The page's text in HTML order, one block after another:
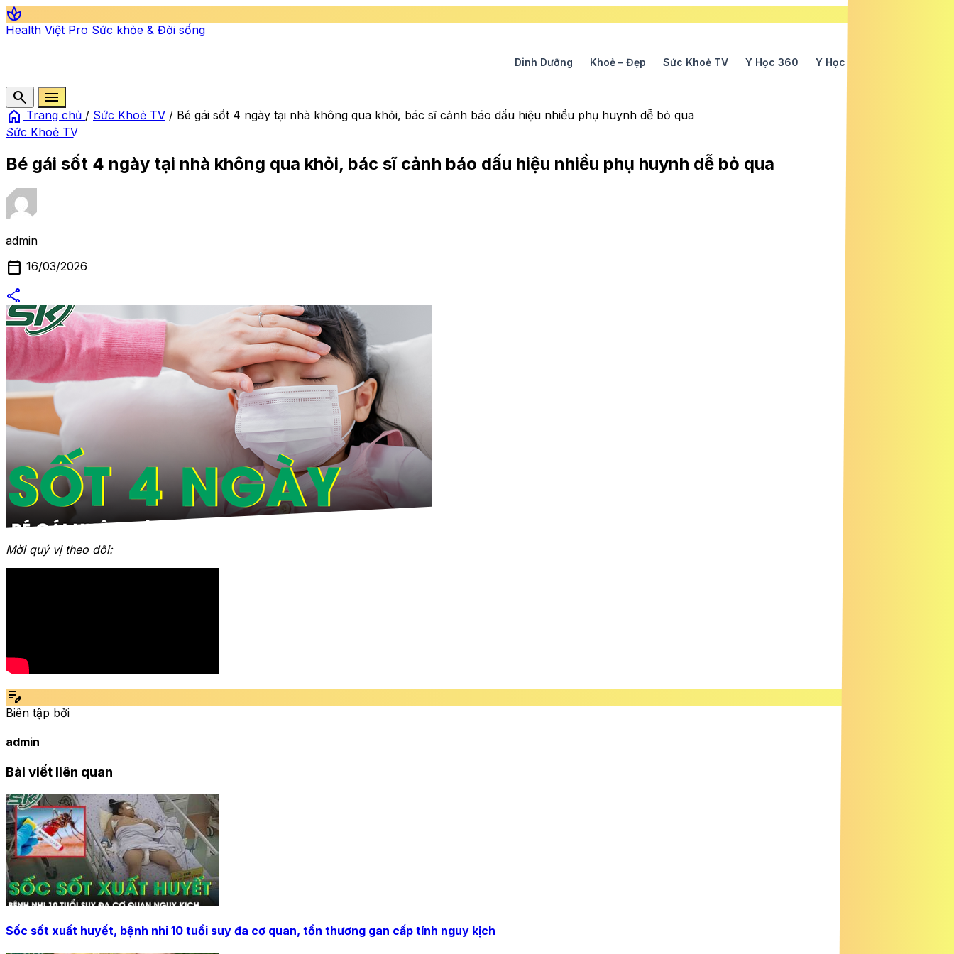
spa
Health Việt Pro Sức khỏe & Đời sống
Dinh Dưỡng Khoẻ – Đẹp Sức Khoẻ TV Y Học 360 Y Học Cổ Truyền
search
menu
home Trang chủ / Sức Khoẻ TV / Bé gái sốt 4 ngày tại nhà không qua khỏi, bác sĩ cảnh báo dấu hiệu nhiều phụ huynh dễ bỏ qua
Sức Khoẻ TV
Bé gái sốt 4 ngày tại nhà không qua khỏi, bác sĩ cảnh báo dấu hiệu nhiều phụ huynh dễ bỏ qua
admin
calendar_today 16/03/2026
share
Mời quý vị theo dõi:
edit_note
Biên tập bởi
admin
Bài viết liên quan
Sốc sốt xuất huyết, bệnh nhi 10 tuổi suy đa cơ quan, tổn thương gan cấp tính nguy kịch